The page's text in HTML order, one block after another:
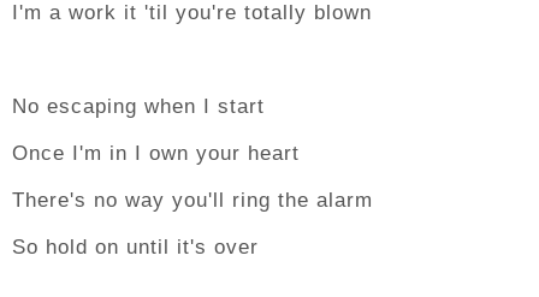
I'm a work it 'til you're totally blown
No escaping when I start
Once I'm in I own your heart
There's no way you'll ring the alarm
So hold on until it's over